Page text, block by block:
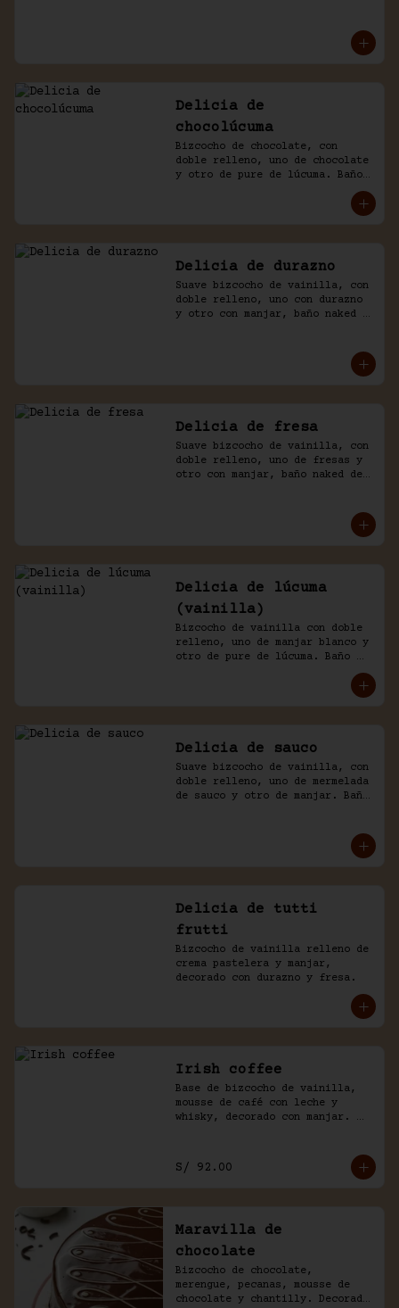
Delicia de
chocolúcuma
Bizcocho de chocolate, con
doble relleno, uno de chocolate
y otro de pure de lúcuma. Baño
Delicia de durazno
Suave bizcocho de vainilla, con
doble relleno, uno con durazno
y otro con manjar, baño naked
Delicia de fresa
Suave bizcocho de vainilla, con
doble relleno, uno de fresas y
otro con manjar, baño naked de
Delicia de lúcuma
(vainilla)
Bizcocho de vainilla con doble
relleno, uno de manjar blanco y
otro de pure de lúcuma. Baño
Delicia de sauco
Suave bizcocho de vainilla, con
doble relleno, uno de mermelada
de sauco y otro de manjar. Baño
Delicia de tutti
frutti
Bizcocho de vainilla relleno de
crema pastelera y manjar,
decorado con durazno y fresa.
Irish coffee
Base de bizcocho de vainilla,
mousse de café con leche y
whisky, decorado con manjar.
S/ 92.00
Maravilla de
chocolate
Bizcocho de chocolate,
merengue, pecanas, mousse de
chocolate y chantilly. Decorado